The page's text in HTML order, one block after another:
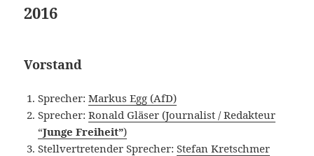
2016
Vorstand
Sprecher:Markus Egg (AfD)
Sprecher:Ronald Gläser (Journalist / Redakteur
“Junge Freiheit”)
Stellvertretender Sprecher:Stefan Kretschmer